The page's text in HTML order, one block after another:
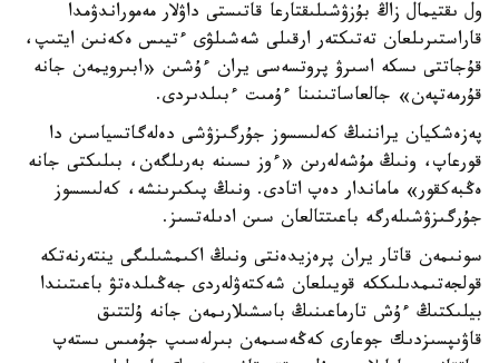
ول ىقتيمال زاڭ بۇزۋشىلىقتارعا قاتىستى داۋلار مەموراندۋمدا
قاراستىرىلعان تەتىكتەر ارقىلى شەشىلۋى ءتيىس ەكەنىن ايتىپ،
قۇجاتتى ىسكە اسىرۋ پروتسەسى يران ءۇشىن «ابىرويمەن جانە
قۇرمەتپەن» جالعاساتىنىنا ءۇمىت ءبىلدىردى.
پەزەشكيان يراننىڭ كەلىسسوز جۇرگىزۋشى دەلەگاتسياسىن دا
قورعاپ، ونىڭ مۇشەلەرىن «ءوز ىسىنە بەرىلگەن، بىلىكتى جانە
ەڭبەكقور» ماماندار دەپ اتادى. ونىڭ پىكىرىنشە، كەلىسسوز
جۇرگىزۋشىلەرگە باعىتتالعان سىن ادىلەتسىز.
سونىمەن قاتار يران پرەزيدەنتى ونىڭ اكىمشىلىگى ينتەرنەتكە
قولجەتىمدىلىككە قويىلعان شەكتەۋلەردى جەڭىلدەتۋ باعىتىندا
بيلىكتىڭ ءۇش تارماعىنىڭ باسشىلارىمەن جانە ۇلتتىق
قاۋىپسىزدىك جوعارى كەڭەسىمەن بىرلەسىپ جۇمىس ىستەپ